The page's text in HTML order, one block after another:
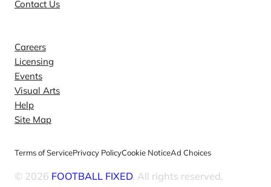
Contact Us
Careers
Licensing
Events
Visual Arts
Help
Site Map
Terms of ServicePrivacy PolicyCookie NoticeAd Choices
© 2026 FOOTBALL FIXED. All rights reserved.